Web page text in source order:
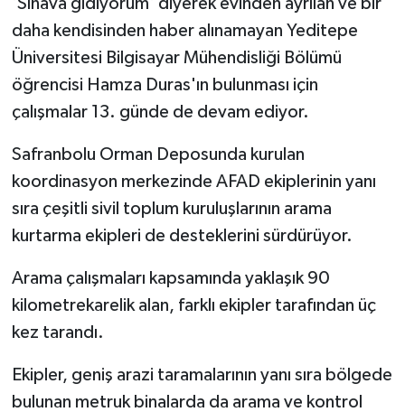
daha kendisinden haber alınamayan Yeditepe
Üniversitesi Bilgisayar Mühendisliği Bölümü
öğrencisi Hamza Duras'ın bulunması için
çalışmalar 13. günde de devam ediyor.
Safranbolu Orman Deposunda kurulan
koordinasyon merkezinde AFAD ekiplerinin yanı
sıra çeşitli sivil toplum kuruluşlarının arama
kurtarma ekipleri de desteklerini sürdürüyor.
Arama çalışmaları kapsamında yaklaşık 90
kilometrekarelik alan, farklı ekipler tarafından üç
kez tarandı.
Ekipler, geniş arazi taramalarının yanı sıra bölgede
bulunan metruk binalarda da arama ve kontrol